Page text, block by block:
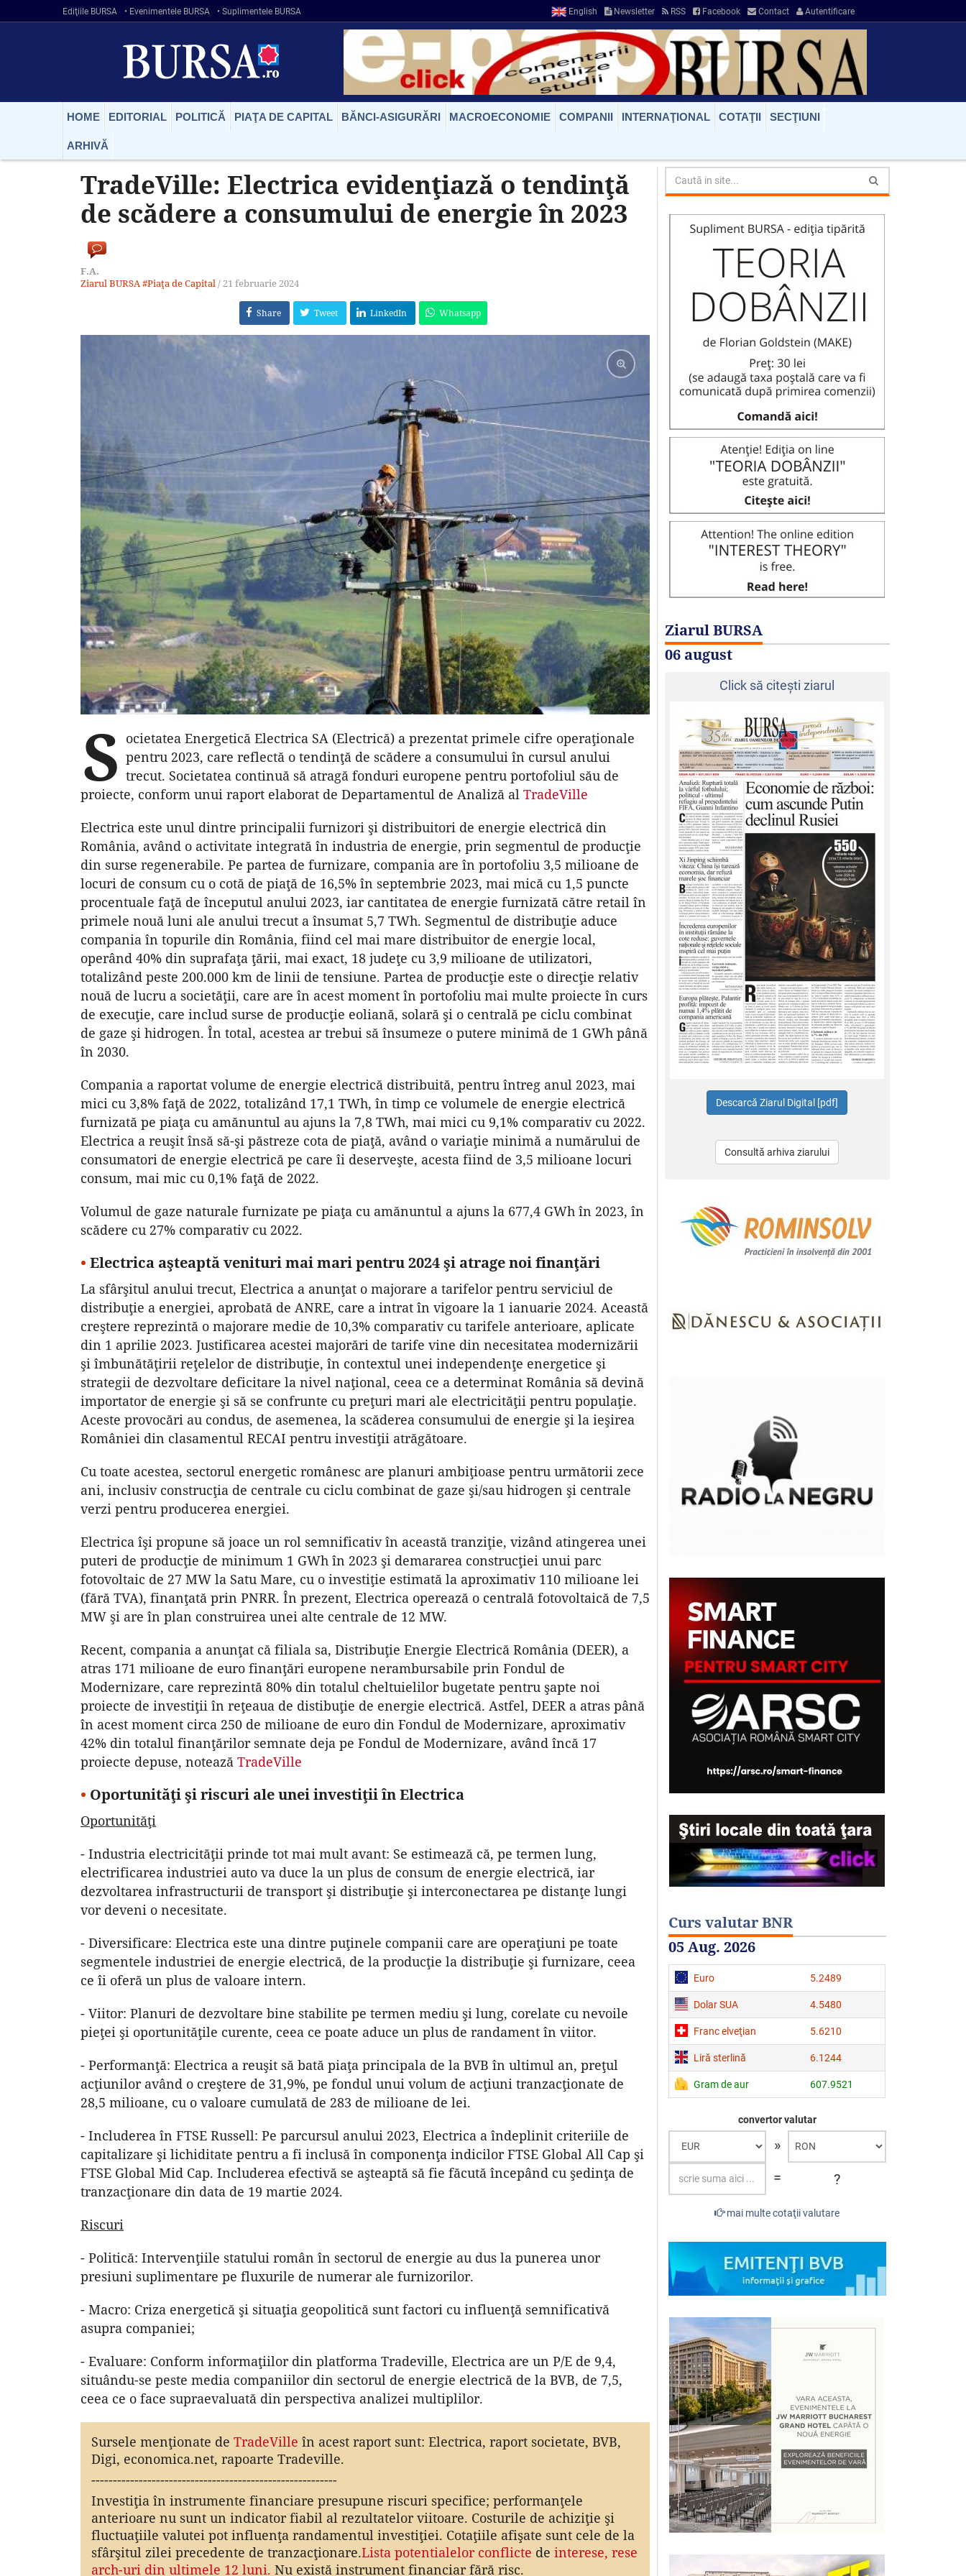
Ediţiile BURSA • Evenimentele BURSA • Suplimentele BURSA English Newsletter RSS Facebook Contact Autentificare
HOME EDITORIAL POLITICĂ PIAŢA DE CAPITAL BĂNCI-ASIGURĂRI MACROECONOMIE COMPANII INTERNAŢIONAL COTAŢII SECŢIUNI
ARHIVĂ
TradeVille: Electrica evidenţiază o tendinţă
de scădere a consumului de energie în 2023
F.A.
Ziarul BURSA #Piaţa de Capital / 21 februarie 2024
Share Tweet LinkedIn Whatsapp
S ocietatea Energetică Electrica SA (Electrică) a prezentat primele cifre operaţionale
pentru 2023, care reflectă o tendinţă de scădere a consumului în cursul anului
trecut. Societatea continuă să atragă fonduri europene pentru portofoliul său de
proiecte, conform unui raport elaborat de Departamentul de Analiză al TradeVille
Electrica este unul dintre principalii furnizori şi distribuitori de energie electrică din
România, având o activitate integrată în industria de energie, prin segmentul de producţie
din surse regenerabile. Pe partea de furnizare, compania are în portofoliu 3,5 milioane de
locuri de consum cu o cotă de piaţă de 16,5% în septembrie 2023, mai mică cu 1,5 puncte
procentuale faţă de începutul anului 2023, iar cantitatea de energie furnizată către retail în
primele nouă luni ale anului trecut a însumat 5,7 TWh. Segmentul de distribuţie aduce
compania în topurile din România, fiind cel mai mare distribuitor de energie local,
operând 40% din suprafaţa ţării, mai exact, 18 judeţe cu 3,9 milioane de utilizatori,
totalizând peste 200.000 km de linii de tensiune. Partea de producţie este o direcţie relativ
nouă de lucru a societăţii, care are în acest moment în portofoliu mai multe proiecte în curs
de execuţie, care includ surse de producţie eoliană, solară şi o centrală pe ciclu combinat
de gaze şi hidrogen. În total, acestea ar trebui să însumeze o putere minimă de 1 GWh până
în 2030.
Compania a raportat volume de energie electrică distribuită, pentru întreg anul 2023, mai
mici cu 3,8% faţă de 2022, totalizând 17,1 TWh, în timp ce volumele de energie electrică
furnizată pe piaţa cu amănuntul au ajuns la 7,8 TWh, mai mici cu 9,1% comparativ cu 2022.
Electrica a reuşit însă să-şi păstreze cota de piaţă, având o variaţie minimă a numărului de
consumatori de energie electrică pe care îi deserveşte, acesta fiind de 3,5 milioane locuri
consum, mai mic cu 0,1% faţă de 2022.
Volumul de gaze naturale furnizate pe piaţa cu amănuntul a ajuns la 677,4 GWh în 2023, în
scădere cu 27% comparativ cu 2022.
• Electrica aşteaptă venituri mai mari pentru 2024 şi atrage noi finanţări
La sfârşitul anului trecut, Electrica a anunţat o majorare a tarifelor pentru serviciul de
distribuţie a energiei, aprobată de ANRE, care a intrat în vigoare la 1 ianuarie 2024. Această
creştere reprezintă o majorare medie de 10,3% comparativ cu tarifele anterioare, aplicate
din 1 aprilie 2023. Justificarea acestei majorări de tarife vine din necesitatea modernizării
şi îmbunătăţirii reţelelor de distribuţie, în contextul unei independenţe energetice şi
strategii de dezvoltare deficitare la nivel naţional, ceea ce a determinat România să devină
importator de energie şi să se confrunte cu preţuri mari ale electricităţii pentru populaţie.
Aceste provocări au condus, de asemenea, la scăderea consumului de energie şi la ieşirea
României din clasamentul RECAI pentru investiţii atrăgătoare.
Cu toate acestea, sectorul energetic românesc are planuri ambiţioase pentru următorii zece
ani, inclusiv construcţia de centrale cu ciclu combinat de gaze şi/sau hidrogen şi centrale
verzi pentru producerea energiei.
Electrica îşi propune să joace un rol semnificativ în această tranziţie, vizând atingerea unei
puteri de producţie de minimum 1 GWh în 2023 şi demararea construcţiei unui parc
fotovoltaic de 27 MW la Satu Mare, cu o investiţie estimată la aproximativ 110 milioane lei
(fără TVA), finanţată prin PNRR. În prezent, Electrica operează o centrală fotovoltaică de 7,5
MW şi are în plan construirea unei alte centrale de 12 MW.
Recent, compania a anunţat că filiala sa, Distribuţie Energie Electrică România (DEER), a
atras 171 milioane de euro finanţări europene nerambursabile prin Fondul de
Modernizare, care reprezintă 80% din totalul cheltuielilor bugetate pentru şapte noi
proiecte de investiţii în reţeaua de distibuţie de energie electrică. Astfel, DEER a atras până
în acest moment circa 250 de milioane de euro din Fondul de Modernizare, aproximativ
42% din totalul finanţărilor semnate deja pe Fondul de Modernizare, având încă 17
proiecte depuse, notează TradeVille
• Oportunităţi şi riscuri ale unei investiţii în Electrica
Oportunităţi
- Industria electricităţii prinde tot mai mult avant: Se estimează că, pe termen lung,
electrificarea industriei auto va duce la un plus de consum de energie electrică, iar
dezvoltarea infrastructurii de transport şi distribuţie şi interconectarea pe distanţe lungi
vor deveni o necesitate.
- Diversificare: Electrica este una dintre puţinele companii care are operaţiuni pe toate
segmentele industriei de energie electrică, de la producţie la distribuţie şi furnizare, ceea
ce îi oferă un plus de valoare intern.
- Viitor: Planuri de dezvoltare bine stabilite pe termen mediu şi lung, corelate cu nevoile
pieţei şi oportunităţile curente, ceea ce poate aduce un plus de randament în viitor.
- Performanţă: Electrica a reuşit să bată piaţa principala de la BVB în ultimul an, preţul
acţiunilor având o creştere de 31,9%, pe fondul unui volum de acţiuni tranzacţionate de
28,5 milioane, cu o valoare cumulată de 283 de milioane de lei.
- Includerea în FTSE Russell: Pe parcursul anului 2023, Electrica a îndeplinit criteriile de
capitalizare şi lichiditate pentru a fi inclusă în componenţa indicilor FTSE Global All Cap şi
FTSE Global Mid Cap. Includerea efectivă se aşteaptă să fie făcută începând cu şedinţa de
tranzacţionare din data de 19 martie 2024.
Riscuri
- Politică: Intervenţiile statului român în sectorul de energie au dus la punerea unor
presiuni suplimentare pe fluxurile de numerar ale furnizorilor.
- Macro: Criza energetică şi situaţia geopolitică sunt factori cu influenţă semnificativă
asupra companiei;
- Evaluare: Conform informaţiilor din platforma Tradeville, Electrica are un P/E de 9,4,
situându-se peste media companiilor din sectorul de energie electrică de la BVB, de 7,5,
ceea ce o face supraevaluată din perspectiva analizei multiplilor.
Sursele menţionate de TradeVille în acest raport sunt: Electrica, raport societate, BVB,
Digi, economica.net, rapoarte Tradeville.
---------------------------------------------------------
Investiţia în instrumente financiare presupune riscuri specifice; performanţele
anterioare nu sunt un indicator fiabil al rezultatelor viitoare. Costurile de achiziţie şi
fluctuaţiile valutei pot influenţa randamentul investiţiei. Cotaţiile afişate sunt cele de la
sfârşitul zilei precedente de tranzacţionare.Lista potentialelor conflicte de interese, rese
arch-uri din ultimele 12 luni. Nu există instrument financiar fără risc.
Ziarul BURSA
06 august
Click să citeşti ziarul
Consultă arhiva ziarului
Curs valutar BNR
05 Aug. 2026
Euro 5.2489
Dolar SUA 4.5480
Franc elveţian 5.6210
Liră sterlină 6.1244
Gram de aur 607.9521
convertor valutar
»
=
?
mai multe cotaţii valutare